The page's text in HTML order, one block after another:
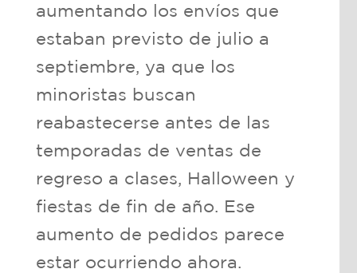
aumentando los envíos que
estaban previsto de julio a
septiembre, ya que los
minoristas buscan
reabastecerse antes de las
temporadas de ventas de
regreso a clases, Halloween y
fiestas de fin de año. Ese
aumento de pedidos parece
estar ocurriendo ahora.